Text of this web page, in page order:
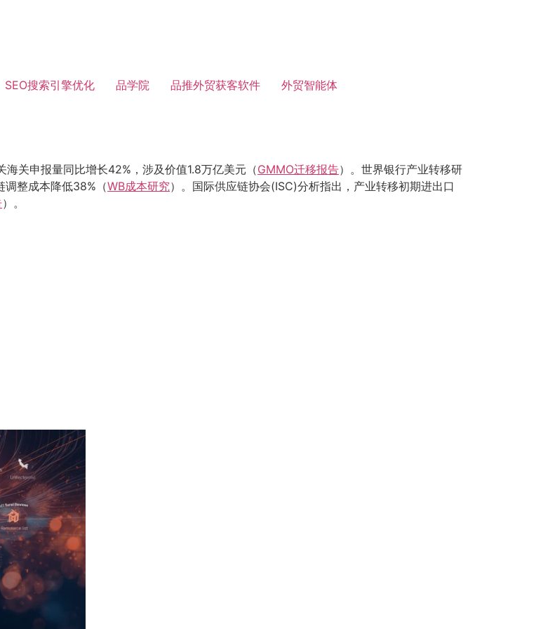
SEO搜索引擎优化 品学院 品推外贸获客软件 外贸智能体
关申报量同比增长42%，涉及价值1.8万亿美元（GMMO迁移报告）。世界银行产业转移研
调整成本降低38%（WB成本研究）。国际供应链协会(ISC)分析指出，产业转移初期进出口
）。